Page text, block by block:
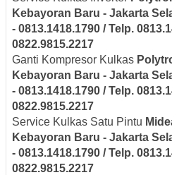
Kebayoran Baru - Jakarta
- 0813.1418.1790 / Telp.
0822.9815.2217
Ganti Kompresor Kulkas
Kebayoran Baru - Jakarta
- 0813.1418.1790 / Telp.
0822.9815.2217
Service Kulkas Satu Pintu
Kebayoran Baru - Jakarta
- 0813.1418.1790 / Telp.
0822.9815.2217